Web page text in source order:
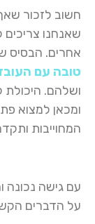
חשוב לזכור
שאנחנו צריכים
אחרים. הבסיס
טובה עם
ושלהם.
ומכאן למצוא
המחוייבות
עם גישה נכונה
על הדברים